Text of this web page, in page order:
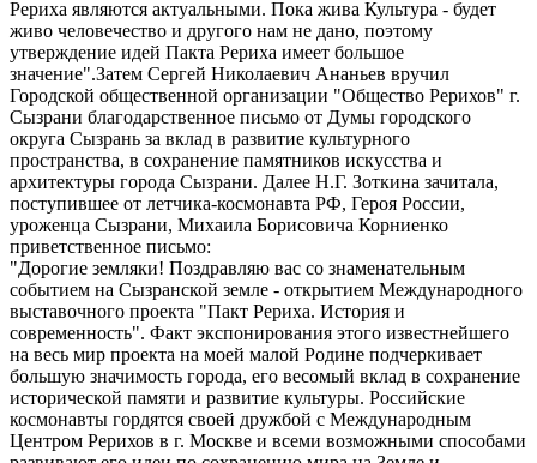
Рериха являются актуальными. Пока жива Культура - будет
живо человечество и другого нам не дано, поэтому
утверждение идей Пакта Рериха имеет большое
значение".Затем Сергей Николаевич Ананьев вручил
Городской общественной организации "Общество Рерихов" г.
Сызрани благодарственное письмо от Думы городского
округа Сызрань за вклад в развитие культурного
пространства, в сохранение памятников искусства и
архитектуры города Сызрани. Далее Н.Г. Зоткина зачитала,
поступившее от летчика-космонавта РФ, Героя России,
уроженца Сызрани, Михаила Борисовича Корниенко
приветственное письмо:
"Дорогие земляки! Поздравляю вас со знаменательным
событием на Сызранской земле - открытием Международного
выставочного проекта "Пакт Рериха. История и
современность". Факт экспонирования этого известнейшего
на весь мир проекта на моей малой Родине подчеркивает
большую значимость города, его весомый вклад в сохранение
исторической памяти и развитие культуры. Российские
космонавты гордятся своей дружбой с Международным
Центром Рерихов в г. Москве и всеми возможными способами